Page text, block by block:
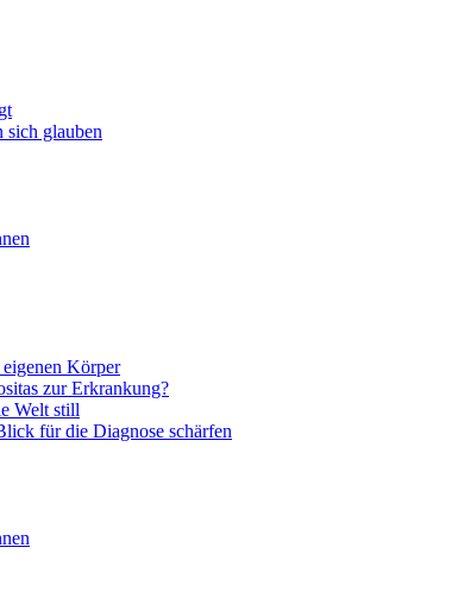
sich glauben
Körper
zur Erkrankung?
Welt still
für die Diagnose schärfen